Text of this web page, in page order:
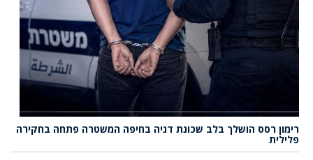
רימון רסס הושלך בלב שכונת דניה בחיפה המשטרה פתחה בחקירה
פלילית